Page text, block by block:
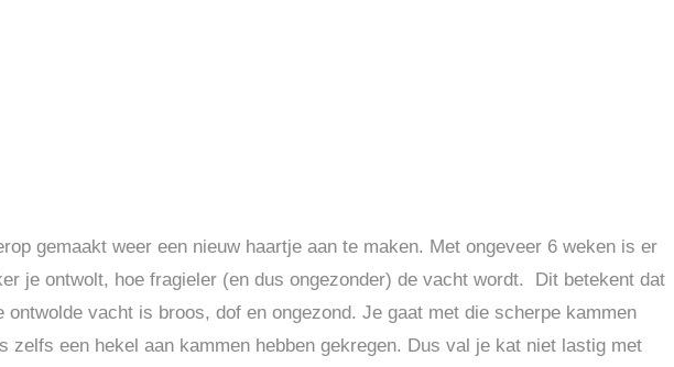
gemaakt weer een nieuw haartje aan te maken. Met ongeveer 6 weken is er
je ontwolt, hoe fragieler (en dus ongezonder) de vacht wordt. Dit betekent dat
vacht is broos, dof en ongezond. Je gaat met die scherpe kammen
een hekel aan kammen hebben gekregen. Dus val je kat niet lastig met